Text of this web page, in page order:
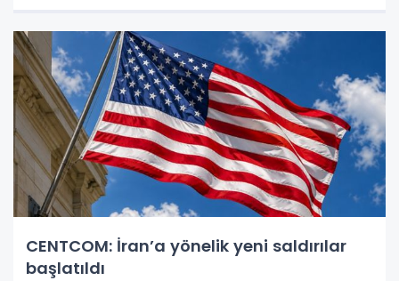
CENTCOM: İran’a yönelik yeni saldırılar
başlatıldı